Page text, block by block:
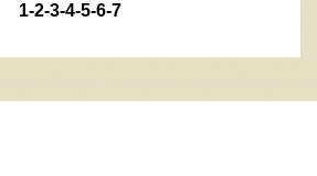
1-2-3-4-5-6-7